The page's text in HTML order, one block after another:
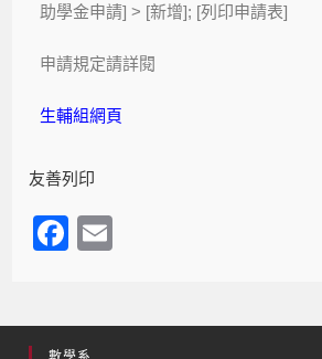
助學金申請] > [新增]; [列印申請表]
申請規定請詳閱
生輔組網頁
友善列印
F
e